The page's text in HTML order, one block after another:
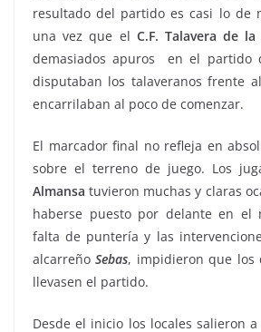
resultado del partido es casi lo de
una vez que el C.F. Talavera de la
demasiados apuros en el partido
disputaban los talaveranos frente
encarrilaban al poco de comenzar.
El marcador final no refleja en
sobre el terreno de juego. Los
Almansa tuvieron muchas y claras
haberse puesto por delante en el
falta de puntería y las
alcarreñoSebas, impidieron que
llevasen el partido.
Desde el inicio los locales salieron